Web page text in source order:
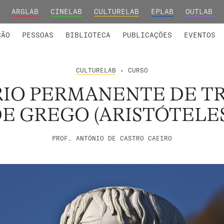
ARGLAB CINELAB CULTURELAB EPLAB OUTLAB
PESSOAS BIBLIOTECA PUBLICAÇÕES EVENTOS
CULTURELAB • CURSO
PERMANENTE DE
GREGO
PROF. ANTÓNIO DE CASTRO CAEIRO